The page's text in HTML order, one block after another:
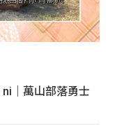
ni｜萬山部落勇士